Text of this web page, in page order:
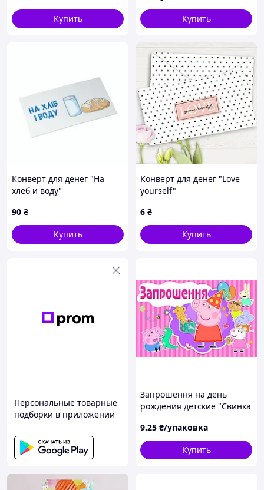
Купить
16 шт
Купить
Конверт для денег "На
хлеб и воду"
90 ₴
Купить
Конверт для денег "Love
yourself"
6 ₴
Купить
Персональные товарные
подборки в приложении
Запрошення на день
рождения детские "Свинка
9.25 ₴/упаковка
Купить